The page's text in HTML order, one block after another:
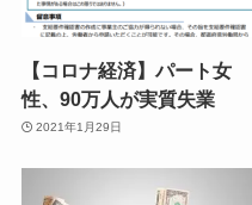
【コロナ経済】パート女
性、90万人が実質失業
2021年1月29日